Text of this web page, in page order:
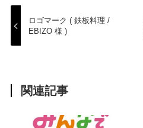
ロゴマーク ( 鉄板料理 /
EBIZO 様 )
関連記事